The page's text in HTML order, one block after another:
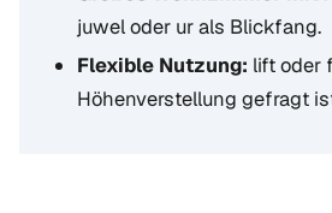
juwel oder ur als Blickfang.
Flexible Nutzung: lift oder
Höhenverstellung gefragt